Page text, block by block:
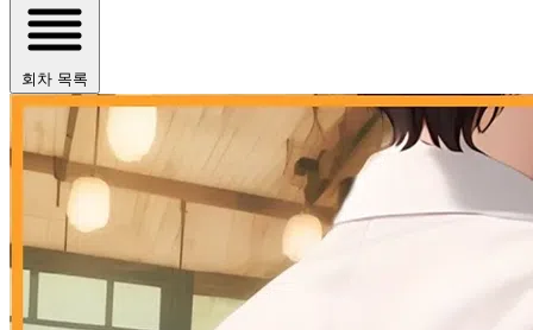
회차 목록